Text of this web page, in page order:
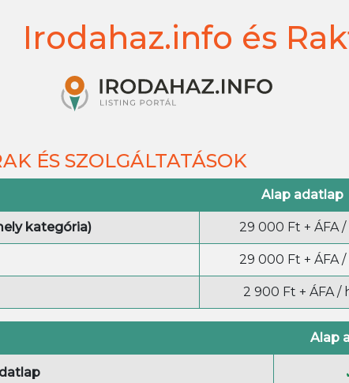
Irodahaz.info és
ÉS SZOLGÁLTATÁSOK
Alap adatlap
kategória) 29 000 Ft + ÁFA /
29 000 Ft + ÁFA /
2 900 Ft + ÁFA /
Alap